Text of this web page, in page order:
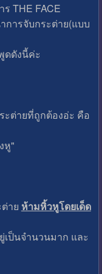
THE FACE
ารจับกระต่าย(แบบ
ดดังนี้ค่ะ
ะต่ายที่ถูกต้องอ่ะ คือ
หู"
าย ห้ามหิ้วหูโดยเด็ด
เป็นจำนวนมาก และ